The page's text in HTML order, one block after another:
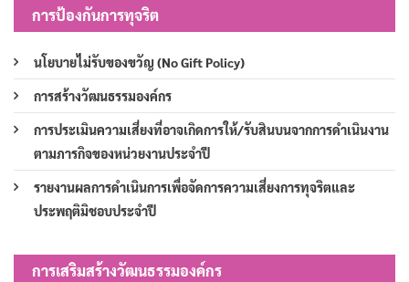
การป้องกันการทุจริต
นโยบายไม่รับของขวัญ (No Gift Policy)
การสร้างวัฒนธรรมองค์กร
การประเมินความเสี่ยงที่อาจเกิดการให้/รับสินบนจากการดำเนินงาน
ตามภารกิจของหน่วยงานประจำปี
รายงานผลการดำเนินการเพื่อจัดการความเสี่ยงการทุจริตและ
ประพฤติมิชอบประจำปี
การเสริมสร้างวัฒนธรรมองค์กร